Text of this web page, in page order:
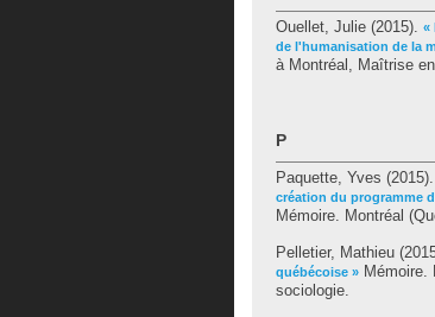
Ouellet, Julie (2015). «
de l'humanisation de la
à Montréal, Maîtrise
P
Paquette, Yves (2015).
création du programme
Mémoire. Montréal
Pelletier, Mathieu
québécoise » Mémoire.
sociologie.